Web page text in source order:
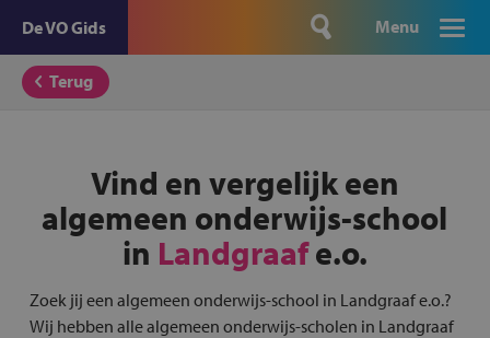
De VO Gids Menu
Terug
Vind en vergelijk een
algemeen onderwijs-school
in Landgraafe.o.
Zoek jij een algemeen onderwijs-school in Landgraaf e.o.?
Wij hebben alle algemeen onderwijs-scholen in Landgraaf